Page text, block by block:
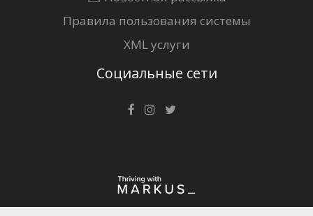
Правила пользования системы
XML услуги
Социальные сети